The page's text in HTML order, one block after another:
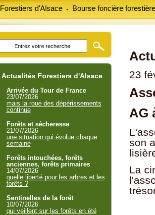
Forestiers d'Alsace Bourse foncière forestière
-
23
AG
son
La
Actualités Forestiers d'Alsace
Arrivée du Tour de France
23/07/2026
mais la roue des dépérissements
continue
Forêts et sécheresse
21/07/2026
une situation qui évolue chaque
semaine
Forêts intouchées, forêts
anciennes, forêts primaires
14/07/2026
quelle liberté pour les arbres et les
forêts ?
Sentinelles de la forêt
10/07/2026
qui veillent sur les forêts en été